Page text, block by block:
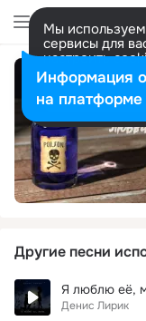
Мы
сервисы для
настроить
представитель.
Разрешить
Другие песни
Я люблю её,
Денис Лирик
Информация о
на